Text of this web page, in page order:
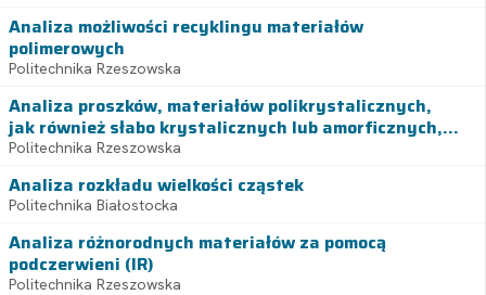
Analiza możliwości recyklingu materiałów
polimerowych
Politechnika Rzeszowska
Analiza proszków, materiałów polikrystalicznych,
jak również słabo krystalicznych lub amorficznych,...
Politechnika Rzeszowska
Analiza rozkładu wielkości cząstek
Politechnika Białostocka
Analiza różnorodnych materiałów za pomocą
podczerwieni (IR)
Politechnika Rzeszowska